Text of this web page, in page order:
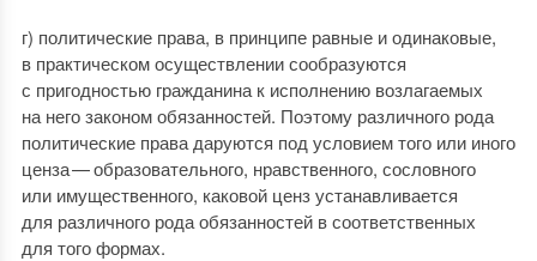
г) политические права, в принципе равные и одинаковые,
в практическом осуществлении сообразуются
с пригодностью гражданина к исполнению возлагаемых
на него законом обязанностей. Поэтому различного рода
политические права даруются под условием того или иного
ценза — образовательного, нравственного, сословного
или имущественного, каковой ценз устанавливается
для различного рода обязанностей в соответственных
для того формах.